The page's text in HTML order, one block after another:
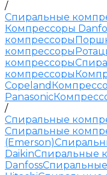
/
Спиральные
Компрессоры
компрессоры
компрессоры
компрессоры
компрессоры
Copeland
Panasonic
/
Спиральные
Спиральные
(Emerson)
DaikinСпиральные
Danfoss